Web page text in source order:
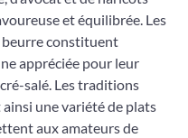
et équilibrée. Les
beurre constituent
appréciée pour leur
salé. Les traditions
une variété de plats
aux amateurs de